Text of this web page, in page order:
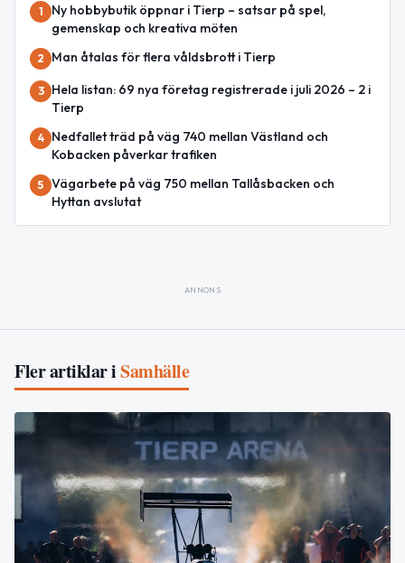
1
Ny hobbybutik öppnar i Tierp – satsar på spel,
gemenskap och kreativa möten
2 Man åtalas för flera våldsbrott i Tierp
3
Hela listan: 69 nya företag registrerade i juli 2026 – 2 i
Tierp
4
Nedfallet träd på väg 740 mellan Västland och
Kobacken påverkar trafiken
5 Vägarbete på väg 750 mellan Tallåsbacken och
Hyttan avslutat
ANNONS
Fler artiklar iSamhälle